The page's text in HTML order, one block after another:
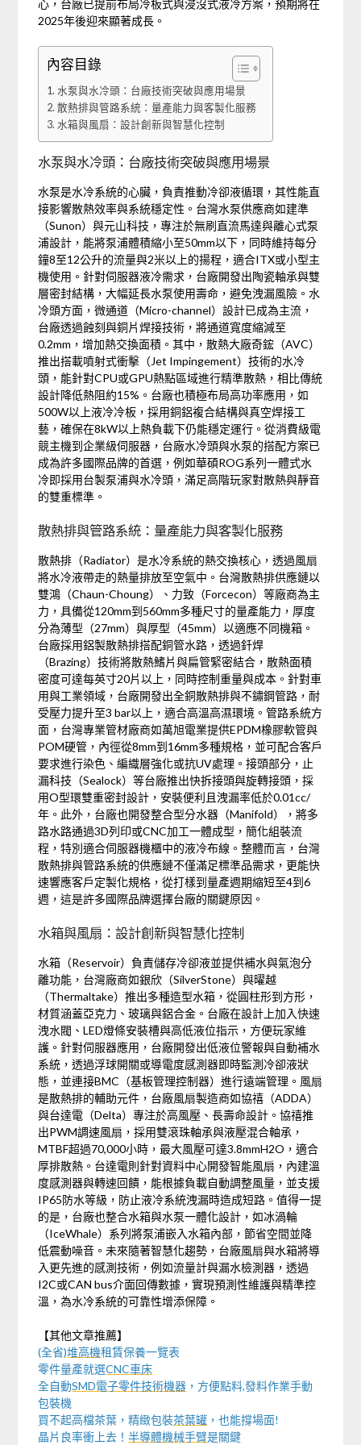
心，台廠已提前布局冷板式與浸沒式液冷方案，預期將在
2025年後迎來顯著成長。
內容目錄
水泵與水冷頭：台廠技術突破與應用場景
散熱排與管路系統：量產能力與客製化服務
水箱與風扇：設計創新與智慧化控制
水泵與水冷頭：台廠技術突破與應用場景
水泵是水冷系統的心臟，負責推動冷卻液循環，其性能直
接影響散熱效率與系統穩定性。台灣水泵供應商如建準
（Sunon）與元山科技，專注於無刷直流馬達與離心式泵
浦設計，能將泵浦體積縮小至50mm以下，同時維持每分
鐘8至12公升的流量與2米以上的揚程，適合ITX或小型主
機使用。針對伺服器液冷需求，台廠開發出陶瓷軸承與雙
層密封結構，大幅延長水泵使用壽命，避免洩漏風險。水
冷頭方面，微通道（Micro-channel）設計已成為主流，
台廠透過蝕刻與銅片焊接技術，將通道寬度縮減至
0.2mm，增加熱交換面積。其中，散熱大廠奇鋐（AVC）
推出搭載噴射式衝擊（Jet Impingement）技術的水冷
頭，能針對CPU或GPU熱點區域進行精準散熱，相比傳統
設計降低熱阻約15%。台廠也積極布局高功率應用，如
500W以上液冷冷板，採用銅鋁複合結構與真空焊接工
藝，確保在8kW以上熱負載下仍能穩定運行。從消費級電
競主機到企業級伺服器，台廠水冷頭與水泵的搭配方案已
成為許多國際品牌的首選，例如華碩ROG系列一體式水
冷即採用台製泵浦與水冷頭，滿足高階玩家對散熱與靜音
的雙重標準。
散熱排與管路系統：量產能力與客製化服務
散熱排（Radiator）是水冷系統的熱交換核心，透過風扇
將水冷液帶走的熱量排放至空氣中。台灣散熱排供應鏈以
雙鴻（Chaun-Choung）、力致（Forcecon）等廠商為主
力，具備從120mm到560mm多種尺寸的量產能力，厚度
分為薄型（27mm）與厚型（45mm）以適應不同機箱。
台廠採用鋁製散熱排搭配銅管水路，透過釺焊
（Brazing）技術將散熱鰭片與扁管緊密結合，散熱面積
密度可達每英寸20片以上，同時控制重量與成本。針對車
用與工業領域，台廠開發出全銅散熱排與不鏽鋼管路，耐
受壓力提升至3 bar以上，適合高溫高濕環境。管路系統方
面，台灣專業管材廠商如萬旭電業提供EPDM橡膠軟管與
POM硬管，內徑從8mm到16mm多種規格，並可配合客戶
要求進行染色、編織層強化或抗UV處理。接頭部分，止
漏科技（Sealock）等台廠推出快拆接頭與旋轉接頭，採
用O型環雙重密封設計，安裝便利且洩漏率低於0.01cc/
年。此外，台廠也開發整合型分水器（Manifold），將多
路水路通過3D列印或CNC加工一體成型，簡化組裝流
程，特別適合伺服器機櫃中的液冷布線。整體而言，台灣
散熱排與管路系統的供應鏈不僅滿足標準品需求，更能快
速響應客戶定製化規格，從打樣到量產週期縮短至4到6
週，這是許多國際品牌選擇台廠的關鍵原因。
水箱與風扇：設計創新與智慧化控制
水箱（Reservoir）負責儲存冷卻液並提供補水與氣泡分
離功能，台灣廠商如銀欣（SilverStone）與曜越
（Thermaltake）推出多種造型水箱，從圓柱形到方形，
材質涵蓋亞克力、玻璃與鋁合金。台廠在設計上加入快速
洩水閥、LED燈條安裝槽與高低液位指示，方便玩家維
護。針對伺服器應用，台廠開發出低液位警報與自動補水
系統，透過浮球開關或導電度感測器即時監測冷卻液狀
態，並連接BMC（基板管理控制器）進行遠端管理。風扇
是散熱排的輔助元件，台廠風扇製造商如協禧（ADDA）
與台達電（Delta）專注於高風壓、長壽命設計。協禧推
出PWM調速風扇，採用雙滾珠軸承與液壓混合軸承，
MTBF超過70,000小時，最大風壓可達3.8mmH2O，適合
厚排散熱。台達電則針對資料中心開發智能風扇，內建溫
度感測器與轉速回饋，能根據負載自動調整風量，並支援
IP65防水等級，防止液冷系統洩漏時造成短路。值得一提
的是，台廠也整合水箱與水泵一體化設計，如冰渦輪
（IceWhale）系列將泵浦嵌入水箱內部，節省空間並降
低震動噪音。未來隨著智慧化趨勢，台廠風扇與水箱將導
入更先進的感測技術，例如流量計與漏水檢測器，透過
I2C或CAN bus介面回傳數據，實現預測性維護與精準控
溫，為水冷系統的可靠性增添保障。
【其他文章推薦】
(全省)堆高機租賃保養一覽表
零件量產就選CNC車床
全自動SMD電子零件技術機器 ，方便點料,發料作業手動
包裝機
買不起高檔茶葉，精緻包裝茶葉罐 ，也能撐場面!
晶片良率衝上去！半導體機械手臂是關鍵